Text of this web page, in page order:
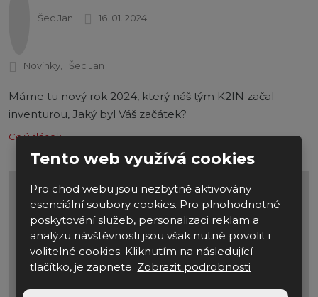
Šec Jan 16. 01. 2024
Novinky Šec Jan
Máme tu nový rok 2024, který náš tým K2IN začal
inventurou, Jaký byl Váš začátek?
Celý článek
Tento web využívá cookies
Pro chod webu jsou nezbytně aktivovány
esenciální soubory cookies. Pro plnohodnotné
poskytování služeb, personalizaci reklam a
analýzu návštěvnosti jsou však nutné povolit i
volitelné cookies. Kliknutím na následující
tlačítko, je zapnete. Zobrazit podrobnosti